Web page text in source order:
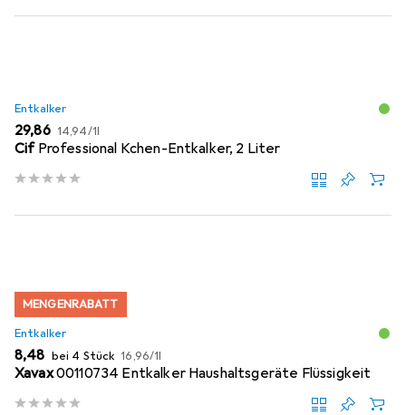
Entkalker
EUR
29,86 EUR
14,94/1l
Cif Professional Kchen-Entkalker, 2 Liter
MENGENRABATT
Entkalker
EUR
8,48 bei 4 Stück EUR
16,96/1l
Xavax00110734 Entkalker Haushaltsgeräte Flüssigkeit